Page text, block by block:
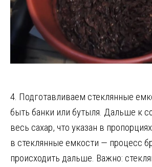
4. Подготавливаем стеклянные
быть банки или бутыля. Дальше к
весь сахар, что указан в
в стеклянные емкости — процесс
происходить дальше. Важно: